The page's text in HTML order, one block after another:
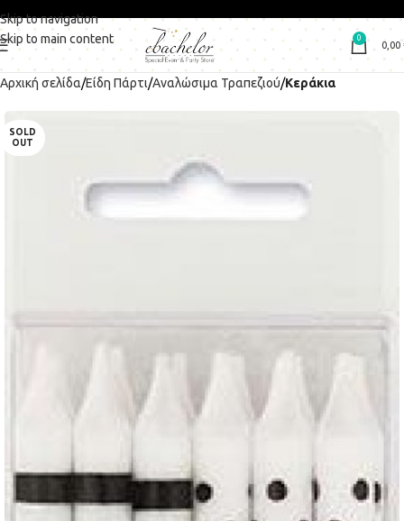
Skip to navigation
Skip to main content
0
0,00
Αρχική σελίδα Είδη Πάρτι Αναλώσιμα Τραπεζιού Κεράκια
SOLD
OUT